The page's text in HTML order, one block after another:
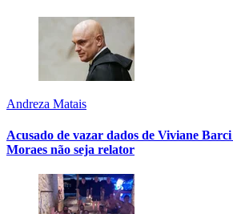
Andreza Matais
Acusado de vazar dados de Viviane
Moraes não seja relator